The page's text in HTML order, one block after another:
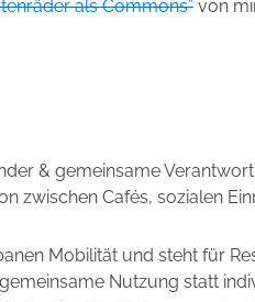
als Commons”von
& gemeinsame
zwischen Cafés, sozialen
Mobilität und steht für
Nutzung statt